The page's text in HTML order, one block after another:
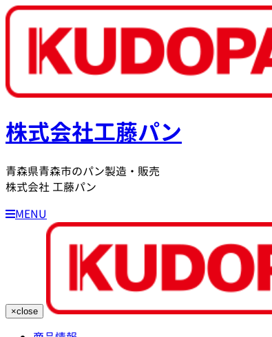
株式会社工藤パン
青森県青森市のパン製造・販売
株式会社 工藤パン
MENU
×close